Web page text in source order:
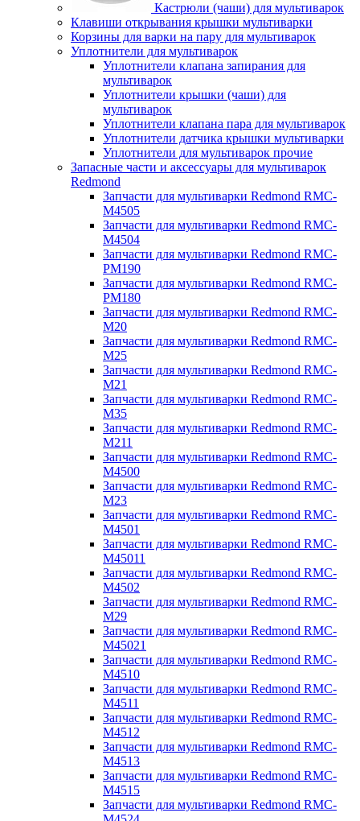
Кастрюли (чаши) для мультиварок
Клавиши открывания крышки мультиварки
Корзины для варки на пару для мультиварок
Уплотнители для мультиварок
Уплотнители клапана запирания для
мультиварок
Уплотнители крышки (чаши) для
мультиварок
Уплотнители клапана пара для мультиварок
Уплотнители датчика крышки мультиварки
Уплотнители для мультиварок прочие
Запасные части и аксессуары для мультиварок
Redmond
Запчасти для мультиварки Redmond RMC-
M4505
Запчасти для мультиварки Redmond RMC-
M4504
Запчасти для мультиварки Redmond RMC-
PM190
Запчасти для мультиварки Redmond RMC-
PM180
Запчасти для мультиварки Redmond RMC-
M20
Запчасти для мультиварки Redmond RMC-
M25
Запчасти для мультиварки Redmond RMC-
M21
Запчасти для мультиварки Redmond RMC-
M35
Запчасти для мультиварки Redmond RMC-
M211
Запчасти для мультиварки Redmond RMC-
M4500
Запчасти для мультиварки Redmond RMC-
M23
Запчасти для мультиварки Redmond RMC-
M4501
Запчасти для мультиварки Redmond RMC-
M45011
Запчасти для мультиварки Redmond RMC-
M4502
Запчасти для мультиварки Redmond RMC-
M29
Запчасти для мультиварки Redmond RMC-
M45021
Запчасти для мультиварки Redmond RMC-
M4510
Запчасти для мультиварки Redmond RMC-
M4511
Запчасти для мультиварки Redmond RMC-
M4512
Запчасти для мультиварки Redmond RMC-
M4513
Запчасти для мультиварки Redmond RMC-
M4515
Запчасти для мультиварки Redmond RMC-